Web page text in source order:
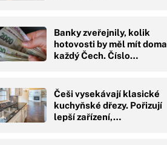
Banky zveřejnily, kolik
hotovosti by měl mít doma
každý Čech. Číslo…
Češi vysekávají klasické
kuchyňské dřezy. Pořizují
lepší zařízení,…